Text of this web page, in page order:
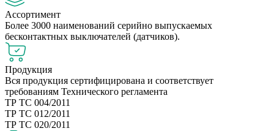
Ассортимент
Более 3000 наименований серийно выпускаемых
бесконтактных выключателей (датчиков).
Продукция
Вся продукция сертифицирована и соответствует
требованиям Технического регламента
ТР ТС 004/2011
ТР ТС 012/2011
ТР ТС 020/2011